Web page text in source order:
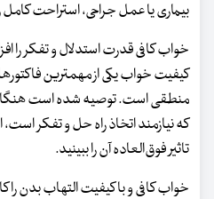
بیماری یا عمل جراحی، استراحت کامل
خواب کافی قدرت استدلال و تفکر را
کیفیت خواب یکی از مهمترین
منطقی است. توصیه شده است
که نیازمند اتخاذ راه حل و تفکر است،
تاثیر فوق‌العاده آن را ببینید.
خواب کافی و با کیفیت التهاب بدن